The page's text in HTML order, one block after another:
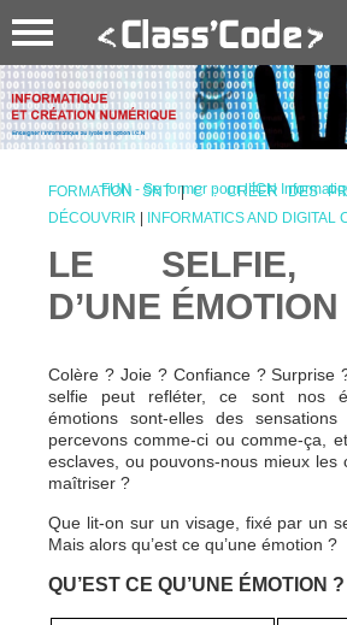
FUN - Se former pour l’ICN
FORMATION SNT|C : CRÉER DES
DÉCOUVRIR | INFORMATICS AND DIGITAL
LE SELFIE,
D’UNE ÉMOTION
Colère ? Joie ? Confiance ? Surprise
selfie peut refléter, ce sont nos
émotions sont-elles des
percevons comme-ci ou comme-ça,
esclaves, ou pouvons-nous mieux les
maîtriser ?
Que lit-on sur un visage, fixé par un
Mais alors qu’est ce qu’une émotion ?
QU’EST CE QU’UNE ÉMOTION ?